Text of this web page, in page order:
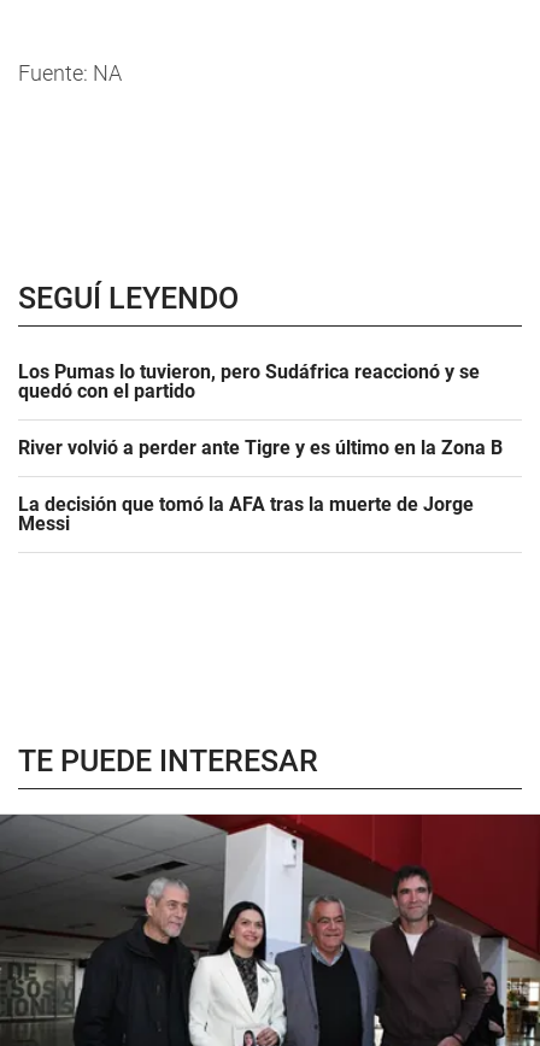
Fuente: NA
SEGUÍ LEYENDO
Los Pumas lo tuvieron, pero Sudáfrica reaccionó y se
quedó con el partido
River volvió a perder ante Tigre y es último en la Zona B
La decisión que tomó la AFA tras la muerte de Jorge
Messi
TE PUEDE INTERESAR